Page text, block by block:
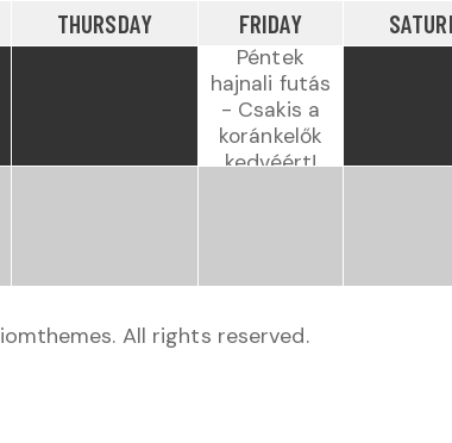
THURSDAY FRIDAY
Péntek
hajnali futás
- Csakis a
koránkelők
kedvéért!
All rights reserved.